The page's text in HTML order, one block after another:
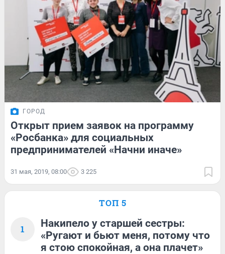
ГОРОД
Открыт прием заявок на программу
«Росбанка» для социальных
предпринимателей «Начни иначе»
31 мая, 2019, 08:00 3 225
ТОП 5
1
Накипело у старшей сестры:
«Ругают и бьют меня, потому что
я стою спокойная, а она плачет»